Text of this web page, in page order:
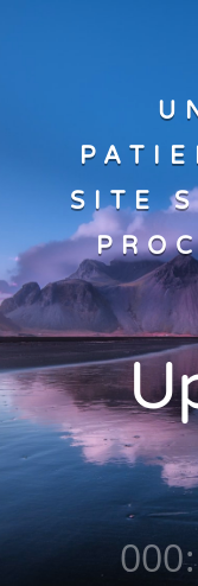
SITE
000: